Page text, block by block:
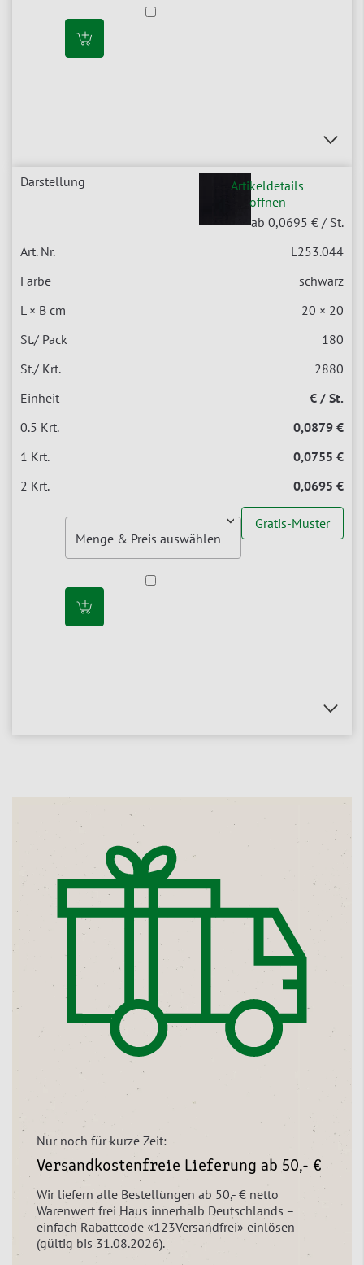
Artikeldetails
öffnen
ab 0,0695 € / St.
L253.044
schwarz
20 × 20
180
2880
€ / St.
0,0879 €
0,0755 €
0,0695 €
Gratis-Muster
Nur noch für kurze Zeit:
Versandkostenfreie Lieferung ab 50,- €
Wir liefern alle Bestellungen ab 50,- € netto
Warenwert frei Haus innerhalb Deutschlands –
einfach Rabattcode «123Versandfrei» einlösen
(gültig bis 31.08.2026).